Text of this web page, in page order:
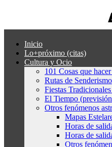
Inicio
Lo+próximo (citas)
Cultura y Ocio
101 Cosas que
Rutas de Senderismo
Fiestas
El Tiempo
Otros fenómenos
Mapas
Horas de
Horas de
Otros